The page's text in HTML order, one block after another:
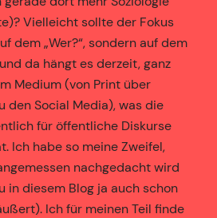
Vielleicht sollte der Fokus
dem „Wer?“, sondern auf dem
und da hängt es derzeit, ganz
Medium (von Print über
den Social Media), was die
für öffentliche Diskurse
Ich habe so meine Zweifel,
nachgedacht wird
in diesem Blog ja auch schon
Ich für meinen Teil finde